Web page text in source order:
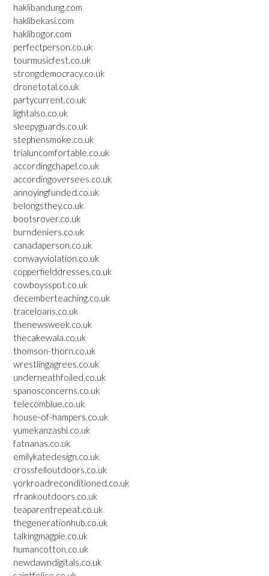
haklibandung.com
haklibekasi.com
haklibogor.com
perfectperson.co.uk
tourmusicfest.co.uk
strongdemocracy.co.uk
dronetotal.co.uk
partycurrent.co.uk
lightalso.co.uk
sleepyguards.co.uk
stephensmoke.co.uk
trialuncomfortable.co.uk
accordingchapel.co.uk
accordingoversees.co.uk
annoyingfunded.co.uk
belongsthey.co.uk
bootsrover.co.uk
burndeniers.co.uk
canadaperson.co.uk
conwayviolation.co.uk
copperfielddresses.co.uk
cowboysspot.co.uk
decemberteaching.co.uk
traceloans.co.uk
thenewsweek.co.uk
thecakewala.co.uk
thomson-thorn.co.uk
wrestlingagrees.co.uk
underneathfoiled.co.uk
spanosconcerns.co.uk
telecomblue.co.uk
house-of-hampers.co.uk
yumekanzashi.co.uk
fatnanas.co.uk
emilykatedesign.co.uk
crossfelloutdoors.co.uk
yorkroadreconditioned.co.uk
rfrankoutdoors.co.uk
teaparentrepeat.co.uk
thegenerationhub.co.uk
talkingmagpie.co.uk
humancotton.co.uk
newdawndigitals.co.uk